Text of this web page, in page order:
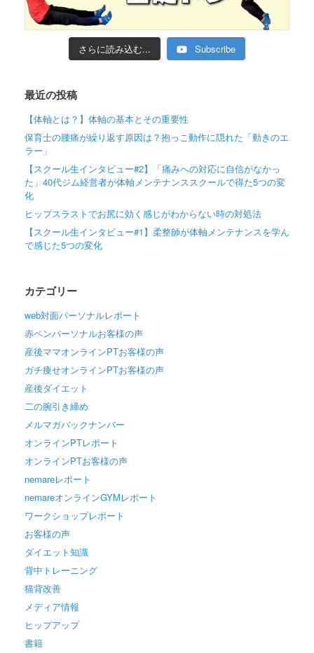
さらに読み込む... Subscribe
最近の投稿
【体軸とは？】体軸の基本とその重要性
保育士の腰痛が繰り返す原因は？抱っこ動作に隠れた「動きのエ
ラー」
【スクール生インタビュー#2】「痛みへの対応に自信がなかっ
た」40代ジム経営者が体軸メンテナンススクールで得た5つの変
化
ヒップスラストでお尻に効く感じがわからない時の対処法
【スクール生インタビュー#1】柔整師が体軸メンテナンスを学ん
で感じた5つの変化
カテゴリー
web対面パーソナルレポート
赤ペンパーソナルお客様の声
産後ママオンラインPTお客様の声
ガチ痩せオンラインPTお客様の声
産後ダイエット
二の腕引き締め
メルマガバックナンバー
オンラインPTレポート
オンラインPTお客様の声
nemareレポート
nemareオンラインGYMレポート
ワークショップレポート
お客様の声
ダイエット知識
背中トレーニング
猫背改善
メディア情報
ヒップアップ
書籍